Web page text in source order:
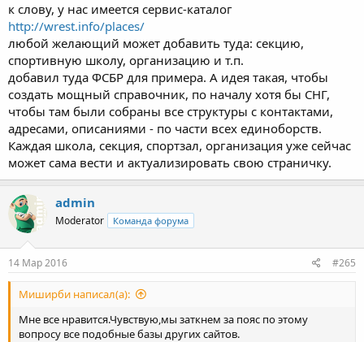
к слову, у нас имеется сервис-каталог
http://wrest.info/places/
любой желающий может добавить туда: секцию,
спортивную школу, организацию и т.п.
добавил туда ФСБР для примера. А идея такая, чтобы
создать мощный справочник, по началу хотя бы СНГ,
чтобы там были собраны все структуры с контактами,
адресами, описаниями - по части всех единоборств.
Каждая школа, секция, спортзал, организация уже сейчас
может сама вести и актуализировать свою страничку.
admin
Moderator Команда форума
14 Мар 2016 #265
Миширби написал(а):
Мне все нравится.Чувствую,мы заткнем за пояс по этому
вопросу все подобные базы других сайтов.